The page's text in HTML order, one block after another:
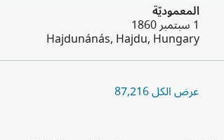
المعموديّة
1 سبتمبر 1860
Hajdunánás, Hajdu, Hungary
عرض الكل 87,216